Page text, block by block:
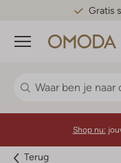
Gratis
Menu
Shop nu:
Terug